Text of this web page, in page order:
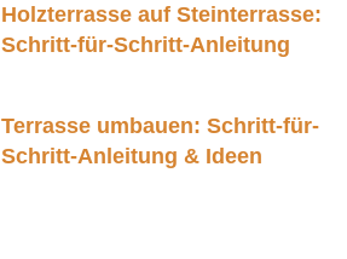
Holzterrasse auf Steinterrasse:
Schritt-für-Schritt-Anleitung
Terrasse umbauen: Schritt-für-
Schritt-Anleitung & Ideen